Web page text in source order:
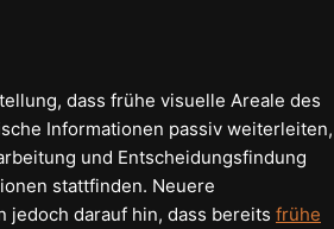
dass frühe visuelle Areale des
Informationen passiv weiterleiten,
und Entscheidungsfindung
stattfinden. Neuere
jedoch darauf hin, dass bereits frühe